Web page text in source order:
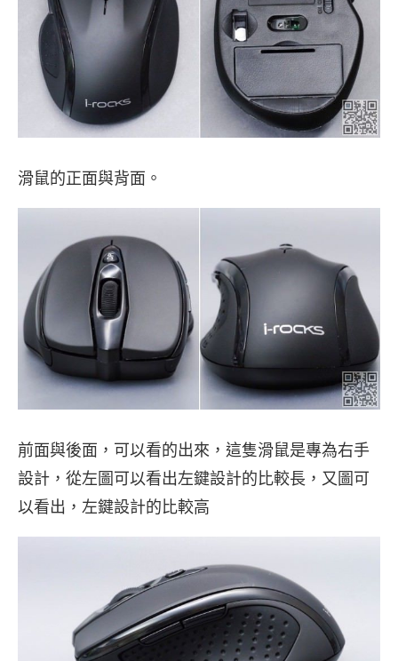
滑鼠的正面與背面。
前面與後面，可以看的出來，這隻滑鼠是專為右手
設計，從左圖可以看出左鍵設計的比較長，又圖可
以看出，左鍵設計的比較高